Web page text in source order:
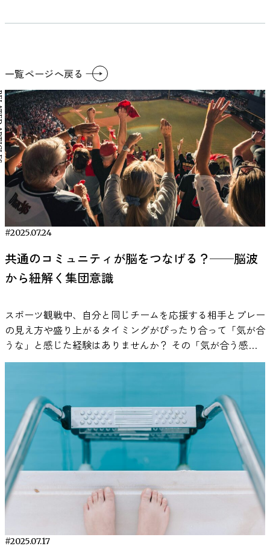
一覧ページへ戻る
#2025.07.24
共通のコミュニティが脳をつなげる？──脳波
から紐解く集団意識
スポーツ観戦中、自分と同じチームを応援する相手とプレー
の見え方や盛り上がるタイミングがぴったり合って「気が合
うな」と感じた経験はありませんか？ その「気が合う感
覚」は、単なる気のせいではないかもしれません。2025年に
回は、『EEG synchronisation reveals the impact of group
identity and membership duration on social cognitive bias』と
いう論文をもとに、「集団意識（group identity）」が、私
たちの脳と認知にどのように影響するのかを解き明かしてい
きます。 「同じ集団」の人とは、脳活動も似る？ 人は、自
分がどの集団に属しているかによって、出来事の受け止め方
や感情の動きが変わる傾向があります。これを「社会的アイ
デンティティ」と呼び、自分が所属する「内集団」には肯定
的な感情を抱きやすく、対立する「外集団」に対しては否定
的になりがちです。 たとえば、同じプレーでも、自分の応
#2025.07.17